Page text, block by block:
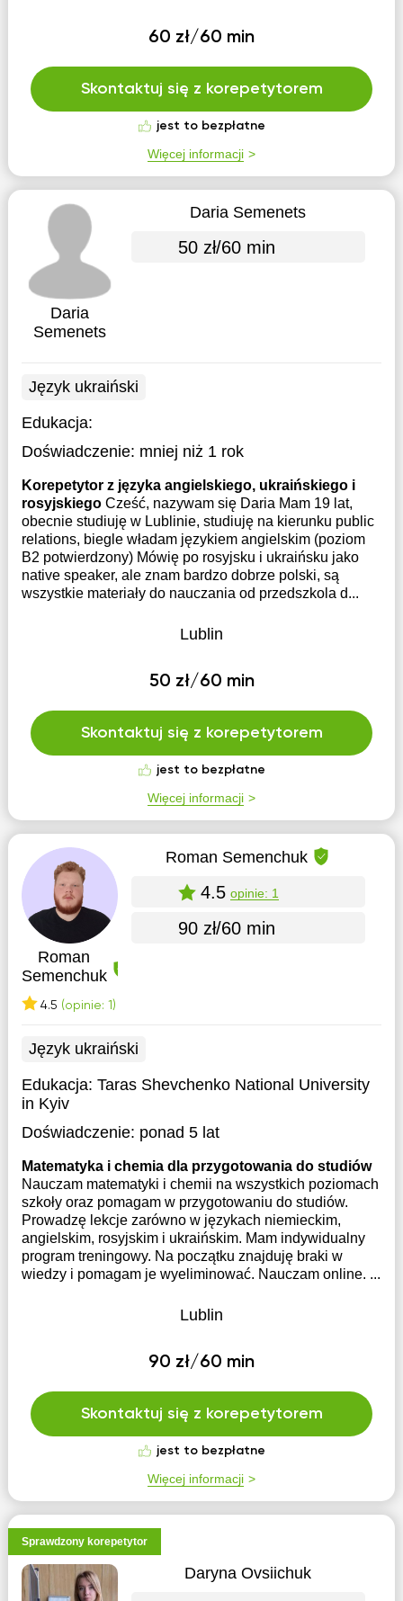
60 zł/60 min
Skontaktuj się z korepetytorem
jest to bezpłatne
Więcej informacji
Daria
Semenets
Daria Semenets
50 zł/60 min
Język ukraiński
Edukacja:
Doświadczenie: mniej niż 1 rok
Korepetytor z języka angielskiego, ukraińskiego i
rosyjskiego Cześć, nazywam się Daria Mam 19 lat,
obecnie studiuję w Lublinie, studiuję na kierunku public
relations, biegle władam językiem angielskim (poziom
B2 potwierdzony) Mówię po rosyjsku i ukraińsku jako
native speaker, ale znam bardzo dobrze polski, są
wszystkie materiały do ​​nauczania od przedszkola d...
Lublin
50 zł/60 min
Skontaktuj się z korepetytorem
jest to bezpłatne
Więcej informacji
Roman
Semenchuk
4.5 (opinie: 1)
Roman Semenchuk
4.5 opinie: 1
90 zł/60 min
Język ukraiński
Edukacja: Taras Shevchenko National University
in Kyiv
Doświadczenie: ponad 5 lat
Matematyka i chemia dla przygotowania do studiów
Nauczam matematyki i chemii na wszystkich poziomach
szkoły oraz pomagam w przygotowaniu do studiów.
Prowadzę lekcje zarówno w językach niemieckim,
angielskim, rosyjskim i ukraińskim. Mam indywidualny
program treningowy. Na początku znajduję braki w
wiedzy i pomagam je wyeliminować. Nauczam online. ...
Lublin
90 zł/60 min
Skontaktuj się z korepetytorem
jest to bezpłatne
Więcej informacji
Sprawdzony korepetytor
Daryna Ovsiichuk